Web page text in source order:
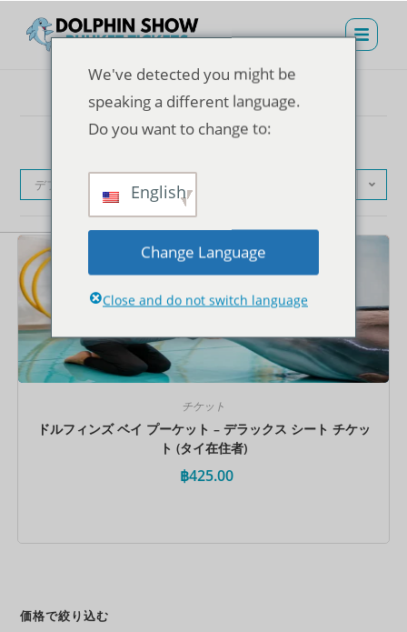
デフォルト表示
チケット
ドルフィンズ ベイ プーケット – デラックス シート チケッ
ト (タイ在住者)
฿425.00
価格で絞り込む
We've detected you might be
speaking a different language.
Do you want to change to:
English
Change Language
Close and do not switch language